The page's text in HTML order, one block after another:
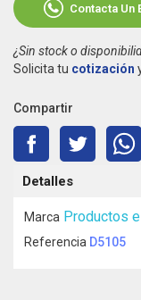
Contacta Un
¿Sin stock o
Solicita tu cotización
Compartir
Detalles
Marca Productos
Referencia D5105